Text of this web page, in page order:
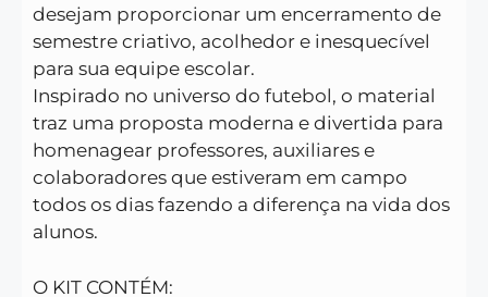
desejam proporcionar um encerramento de
semestre criativo, acolhedor e inesquecível
para sua equipe escolar.
Inspirado no universo do futebol, o material
traz uma proposta moderna e divertida para
homenagear professores, auxiliares e
colaboradores que estiveram em campo
todos os dias fazendo a diferença na vida dos
alunos.
O KIT CONTÉM: